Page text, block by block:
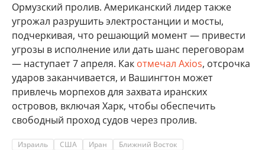
Ормузский пролив. Американский лидер также
угрожал разрушить электростанции и мосты,
подчеркивая, что решающий момент — привести
угрозы в исполнение или дать шанс переговорам
— наступает 7 апреля. Как отмечал Axios, отсрочка
ударов заканчивается, и Вашингтон может
привлечь морпехов для захвата иранских
островов, включая Харк, чтобы обеспечить
свободный проход судов через пролив.
Израиль США Иран Ближний Восток